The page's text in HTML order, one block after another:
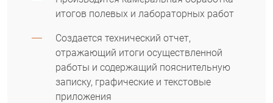
итогов полевых и лабораторных работ
Создается технический отчет,
отражающий итоги осуществленной
работы и содержащий пояснительную
записку, графические и текстовые
приложения